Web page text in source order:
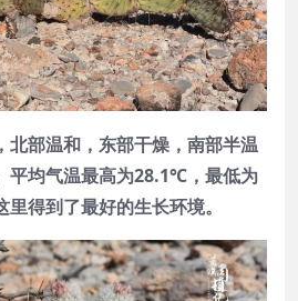
北部温和，东部干燥，南部半温
平均气温最高为28.1℃，最低为
得到了最好的生长环境。